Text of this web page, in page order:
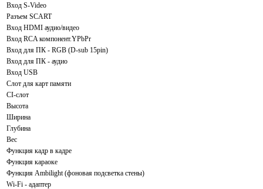
Вход S-Video
Разъем SCART
Вход HDMI аудио/видео
Вход RCA компонент.YPbPr
Вход для ПК - RGB (D-sub 15pin)
Вход для ПК - аудио
Вход USB
Слот для карт памяти
CI-слот
Высота
Ширина
Глубина
Вес
Функция кадр в кадре
Функция караоке
Функция Ambilight (фоновая подсветка стены)
Wi-Fi - адаптер